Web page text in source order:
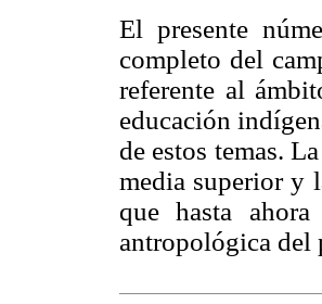
El presente
completo del
referente al
educación
de estos temas.
media superior y
que hasta
antropológica del